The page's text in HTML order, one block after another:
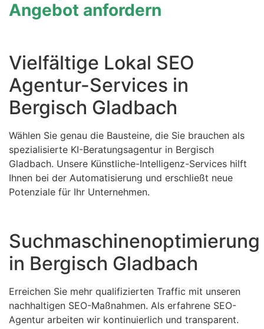
Angebot anfordern
Vielfältige Lokal SEO
Agentur-Services in
Bergisch Gladbach
Wählen Sie genau die Bausteine, die Sie brauchen als
spezialisierte KI-Beratungsagentur in Bergisch
Gladbach. Unsere Künstliche-Intelligenz-Services hilft
Ihnen bei der Automatisierung und erschließt neue
Potenziale für Ihr Unternehmen.
Suchmaschinenoptimierung
in Bergisch Gladbach
Erreichen Sie mehr qualifizierten Traffic mit unseren
nachhaltigen SEO-Maßnahmen. Als erfahrene SEO-
Agentur arbeiten wir kontinuierlich und transparent.